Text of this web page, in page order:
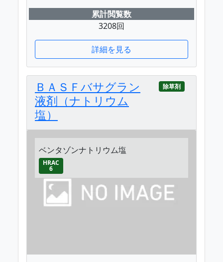
累計閲覧数
3208回
詳細を見る
ＢＡＳＦバサグラン
液剤（ナトリウム
塩）
除草剤
ベンタゾンナトリウム塩
HRAC
6